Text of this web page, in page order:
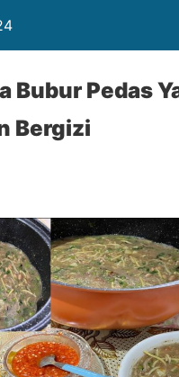
Bubur Pedas
Bergizi